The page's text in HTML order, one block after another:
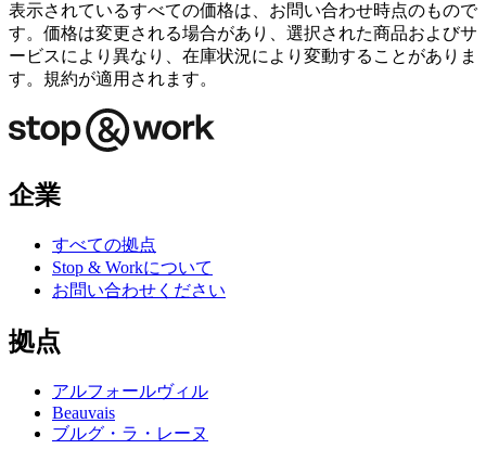
表示されているすべての価格は、お問い合わせ時点のもので
す。価格は変更される場合があり、選択された商品およびサ
ービスにより異なり、在庫状況により変動することがありま
す。規約が適用されます。
企業
すべての拠点
Stop & Workについて
お問い合わせください
拠点
アルフォールヴィル
Beauvais
ブルグ・ラ・レーヌ